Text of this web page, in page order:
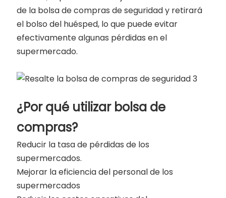
de la bolsa de compras de seguridad y retirará
el bolso del huésped, lo que puede evitar
efectivamente algunas pérdidas en el
supermercado.
¿Por qué utilizar bolsa de
compras?
Reducir la tasa de pérdidas de los
supermercados.
Mejorar la eficiencia del personal de los
supermercados